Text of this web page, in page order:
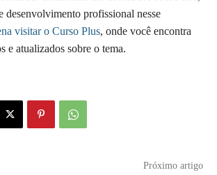
desenvolvimento profissional nesse
visitar o Curso Plus, onde você encontra
e atualizados sobre o tema.
Próximo artigo